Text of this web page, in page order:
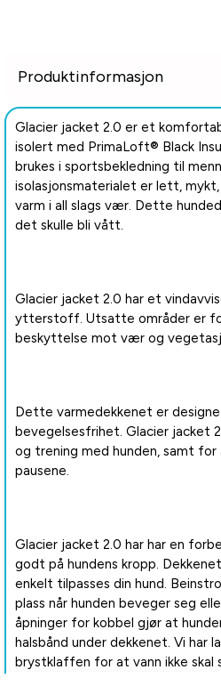
Produktinformasjon
Glacier jacket 2.0 er et
isolert med PrimaLoft® Black
brukes i sportsbekledning til
isolasjonsmaterialet er lett, mykt,
varm i all slags vær. Dette
det skulle bli vått.
Glacier jacket 2.0 har et
ytterstoff. Utsatte områder er
beskyttelse mot vær og
Dette varmedekkenet er
bevegelsesfrihet. Glacier jacket
og trening med hunden, samt for
pausene.
Glacier jacket 2.0 har har en
godt på hundens kropp.
enkelt tilpasses din hund.
plass når hunden beveger seg
åpninger for kobbel gjør at
halsbånd under dekkenet. Vi har
brystklaffen for at vann ikke skal